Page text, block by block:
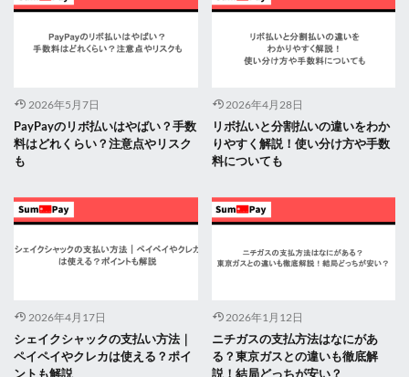
2026年5月7日
PayPayのリボ払いはやばい？手数
料はどれくらい？注意点やリスク
も
2026年4月28日
リボ払いと分割払いの違いをわか
りやすく解説！使い分け方や手数
料についても
2026年4月17日
シェイクシャックの支払い方法｜
ペイペイやクレカは使える？ポイ
ントも解説
2026年1月12日
ニチガスの支払方法はなにがあ
る？東京ガスとの違いも徹底解
説！結局どっちが安い？